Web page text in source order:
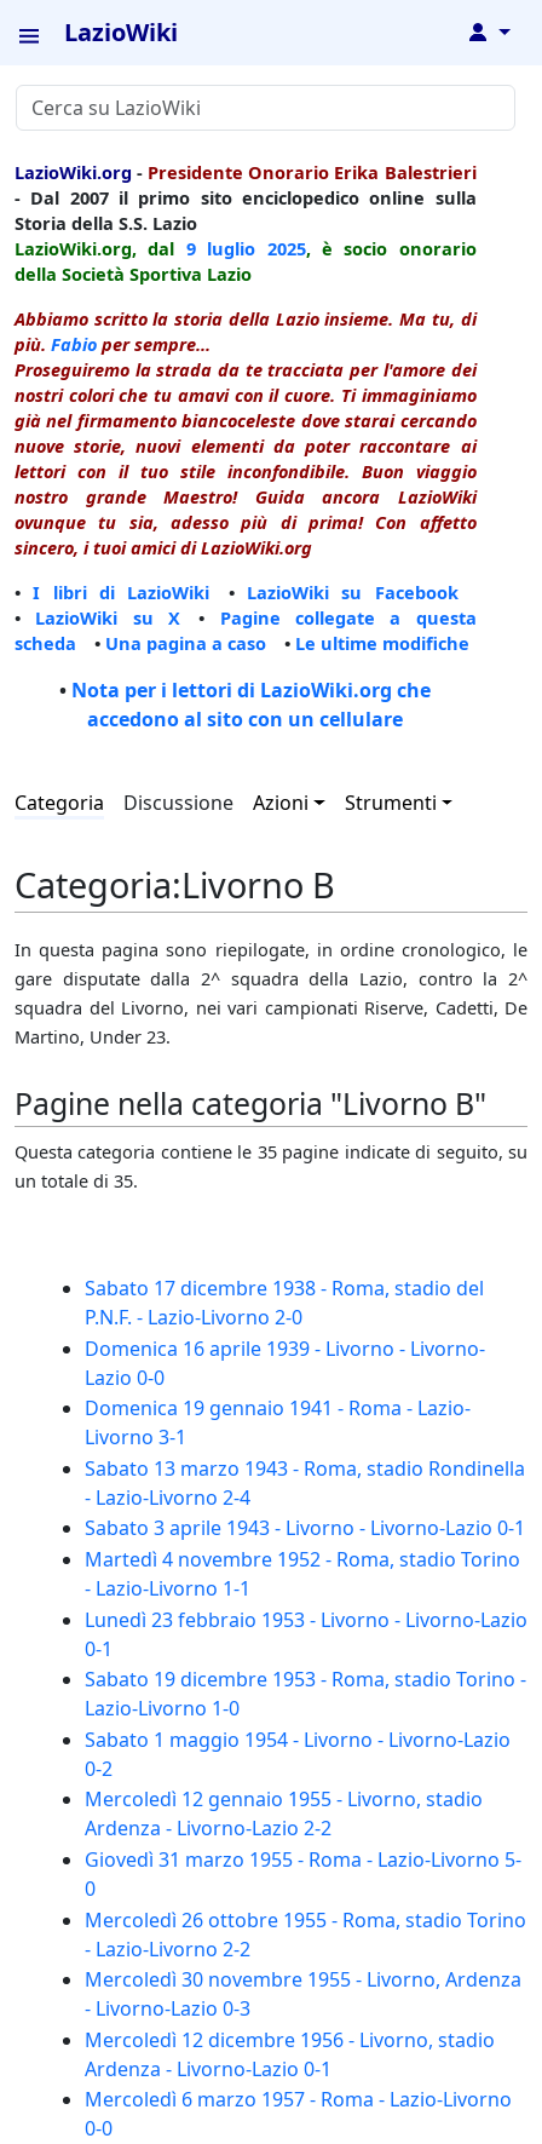
LazioWiki ↓
LazioWiki.org - Presidente Onorario Erika Balestrieri
- Dal 2007 il primo sito enciclopedico online sulla
Storia della S.S. Lazio
LazioWiki.org, dal 9 luglio 2025, è socio onorario
della Società Sportiva Lazio
Abbiamo scritto la storia della Lazio insieme. Ma tu, di
più. Fabio per sempre...
Proseguiremo la strada da te tracciata per l'amore dei
nostri colori che tu amavi con il cuore. Ti immaginiamo
già nel firmamento biancoceleste dove starai cercando
nuove storie, nuovi elementi da poter raccontare ai
lettori con il tuo stile inconfondibile. Buon viaggio
nostro grande Maestro! Guida ancora LazioWiki
ovunque tu sia, adesso più di prima! Con affetto
sincero, i tuoi amici di LazioWiki.org
•I libri di LazioWiki • LazioWiki su Facebook
• LazioWiki su X • Pagine collegate a questa
scheda • Una pagina a caso • Le ultime modifiche
• Nota per i lettori di LazioWiki.org che
accedono al sito con un cellulare
Categoria Discussione Azioni Strumenti
Categoria:Livorno B
In questa pagina sono riepilogate, in ordine cronologico, le
gare disputate dalla 2^ squadra della Lazio, contro la 2^
squadra del Livorno, nei vari campionati Riserve, Cadetti, De
Martino, Under 23.
Pagine nella categoria "Livorno B"
Questa categoria contiene le 35 pagine indicate di seguito, su
un totale di 35.
Sabato 17 dicembre 1938 - Roma, stadio del
P.N.F. - Lazio-Livorno 2-0
Domenica 16 aprile 1939 - Livorno - Livorno-
Lazio 0-0
Domenica 19 gennaio 1941 - Roma - Lazio-
Livorno 3-1
Sabato 13 marzo 1943 - Roma, stadio Rondinella
- Lazio-Livorno 2-4
Sabato 3 aprile 1943 - Livorno - Livorno-Lazio 0-1
Martedì 4 novembre 1952 - Roma, stadio Torino
- Lazio-Livorno 1-1
Lunedì 23 febbraio 1953 - Livorno - Livorno-Lazio
0-1
Sabato 19 dicembre 1953 - Roma, stadio Torino -
Lazio-Livorno 1-0
Sabato 1 maggio 1954 - Livorno - Livorno-Lazio
0-2
Mercoledì 12 gennaio 1955 - Livorno, stadio
Ardenza - Livorno-Lazio 2-2
Giovedì 31 marzo 1955 - Roma - Lazio-Livorno 5-
0
Mercoledì 26 ottobre 1955 - Roma, stadio Torino
- Lazio-Livorno 2-2
Mercoledì 30 novembre 1955 - Livorno, Ardenza
- Livorno-Lazio 0-3
Mercoledì 12 dicembre 1956 - Livorno, stadio
Ardenza - Livorno-Lazio 0-1
Mercoledì 6 marzo 1957 - Roma - Lazio-Livorno
0-0